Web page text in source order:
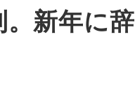
。新年に辞